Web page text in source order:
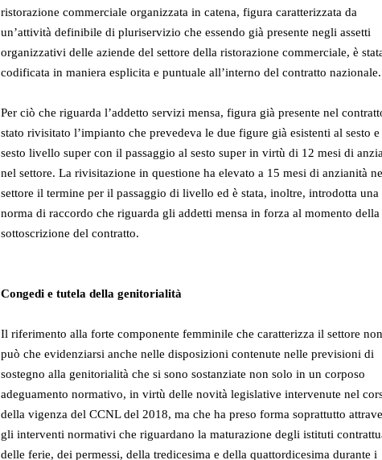
ristorazione commerciale organizzata in catena, figura caratterizzata da
un’attività definibile di pluriservizio che essendo già presente negli assetti
organizzativi delle aziende del settore della ristorazione commerciale, è
codificata in maniera esplicita e puntuale all’interno del contratto nazionale.
Per ciò che riguarda l’addetto servizi mensa, figura già presente nel
stato rivisitato l’impianto che prevedeva le due figure già esistenti al sesto e
sesto livello super con il passaggio al sesto super in virtù di 12 mesi di
nel settore. La rivisitazione in questione ha elevato a 15 mesi di anzianità
settore il termine per il passaggio di livello ed è stata, inoltre, introdotta una
norma di raccordo che riguarda gli addetti mensa in forza al momento della
sottoscrizione del contratto.
Congedi e tutela della genitorialità
Il riferimento alla forte componente femminile che caratterizza il settore non
può che evidenziarsi anche nelle disposizioni contenute nelle previsioni di
sostegno alla genitorialità che si sono sostanziate non solo in un corposo
adeguamento normativo, in virtù delle novità legislative intervenute nel
della vigenza del CCNL del 2018, ma che ha preso forma soprattutto
gli interventi normativi che riguardano la maturazione degli istituti
delle ferie, dei permessi, della tredicesima e della quattordicesima durante i